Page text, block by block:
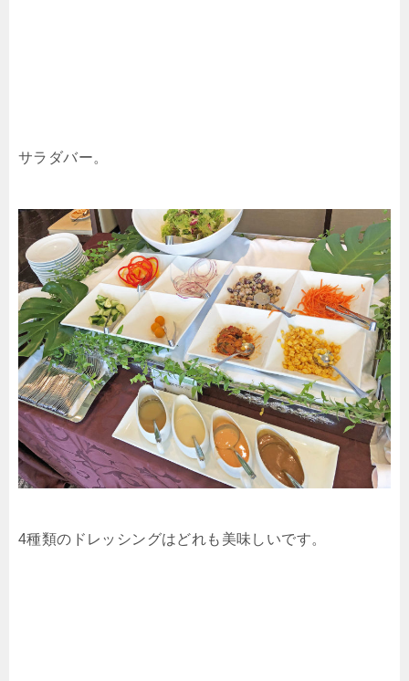
サラダバー。
4種類のドレッシングはどれも美味しいです。